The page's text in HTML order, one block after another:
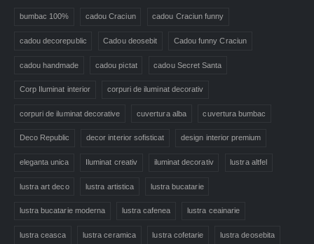
bumbac 100% cadou Craciun cadou Craciun funny
cadou decorepublic Cadou deosebit Cadou funny Craciun
cadou handmade cadou pictat cadou Secret Santa
Corp Iluminat interior corpuri de iluminat decorativ
corpuri de iluminat decorative cuvertura alba cuvertura bumbac
Deco Republic decor interior sofisticat design interior premium
eleganta unica Iluminat creativ iluminat decorativ lustra altfel
lustra art deco lustra artistica lustra bucatarie
lustra bucatarie moderna lustra cafenea lustra ceainarie
lustra ceasca lustra ceramica lustra cofetarie lustra deosebita